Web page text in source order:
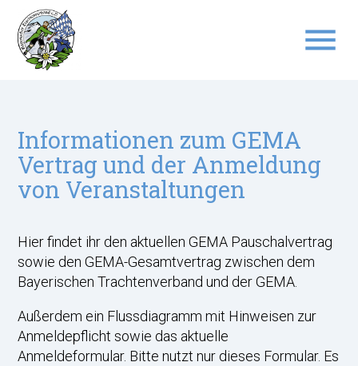
menu
Informationen zum GEMA
Vertrag und der Anmeldung
von Veranstaltungen
Hier findet ihr den aktuellen GEMA Pauschalvertrag
sowie den GEMA-Gesamtvertrag zwischen dem
Bayerischen Trachtenverband und der GEMA.
Außerdem ein Flussdiagramm mit Hinweisen zur
Anmeldepflicht sowie das aktuelle
Anmeldeformular. Bitte nutzt nur dieses Formular. Es